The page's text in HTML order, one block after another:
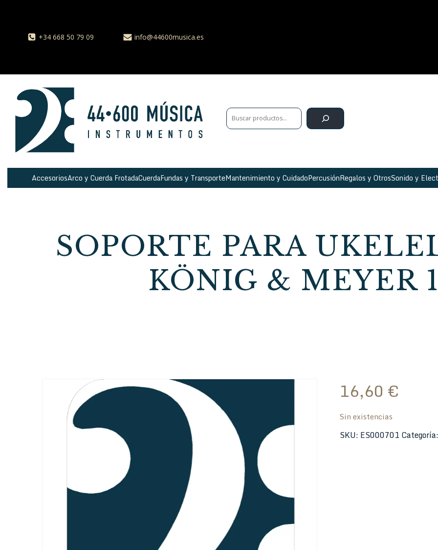
+34 668 50 79 09 info@44600musica.es
AccesoriosArco y Cuerda FrotadaCuerdaFundas y TransporteMantenimiento y CuidadoPercusiónRegalos y OtrosSonido y
SOPORTE PARA
KÖNIG & MEYER
16,60 €
Sin existencias
SKU: ES000701 Categoría: